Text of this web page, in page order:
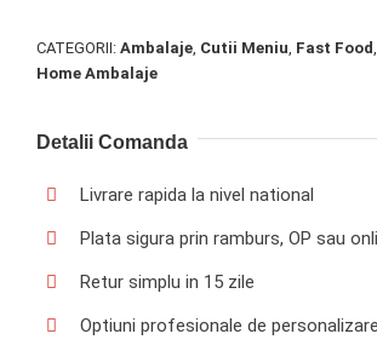
CATEGORII: Ambalaje, Cutii Meniu, Fast Food,
Home Ambalaje
Detalii Comanda
Livrare rapida la nivel national
Plata sigura prin ramburs, OP sau
Retur simplu in 15 zile
Optiuni profesionale de personalizare